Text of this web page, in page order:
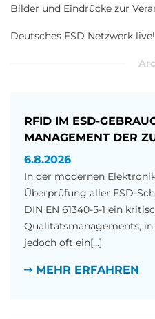
Bilder und Eindrücke zur
Deutsches ESD Netzwerk live!
RFID IM ESD-
MANAGEMENT DER
6.8.2026
In der modernen
Überprüfung aller ESD-
DIN EN 61340-5-1 ein
Qualitätsmanagements,
jedoch oft ein[...]
MEHR ERFAHREN